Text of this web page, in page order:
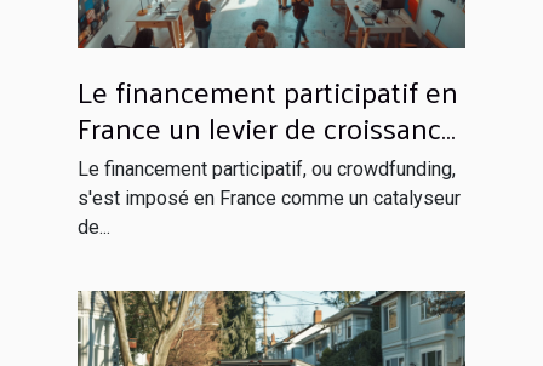
Le financement participatif en
France un levier de croissance
pour les projets innovants
Le financement participatif, ou crowdfunding,
s'est imposé en France comme un catalyseur
de...